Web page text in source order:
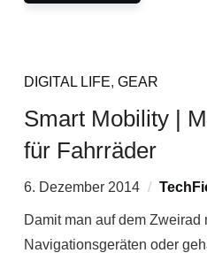
DIGITAL LIFE, GEAR
Smart Mobility |
für Fahrräder
6. Dezember 2014
Damit man auf dem Zweirad
Navigationsgeräten oder